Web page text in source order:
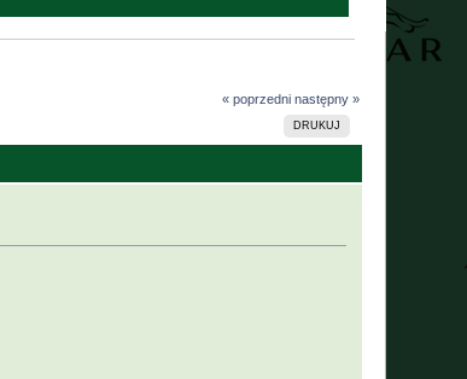
« poprzedni następny »
DRUKUJ